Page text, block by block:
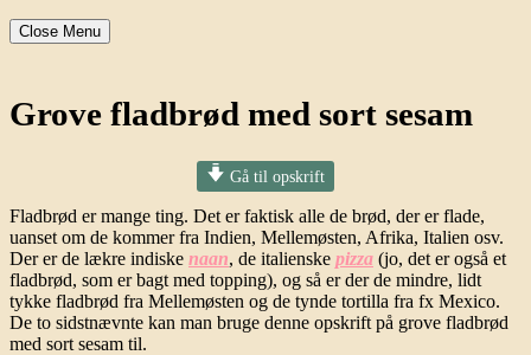
Close Menu
Grove fladbrød med sort sesam
Gå til opskrift
Fladbrød er mange ting. Det er faktisk alle de brød, der er flade,
uanset om de kommer fra Indien, Mellemøsten, Afrika, Italien osv.
Der er de lækre indiske naan, de italienske pizza (jo, det er også et
fladbrød, som er bagt med topping), og så er der de mindre, lidt
tykke fladbrød fra Mellemøsten og de tynde tortilla fra fx Mexico.
De to sidstnævnte kan man bruge denne opskrift på grove fladbrød
med sort sesam til.